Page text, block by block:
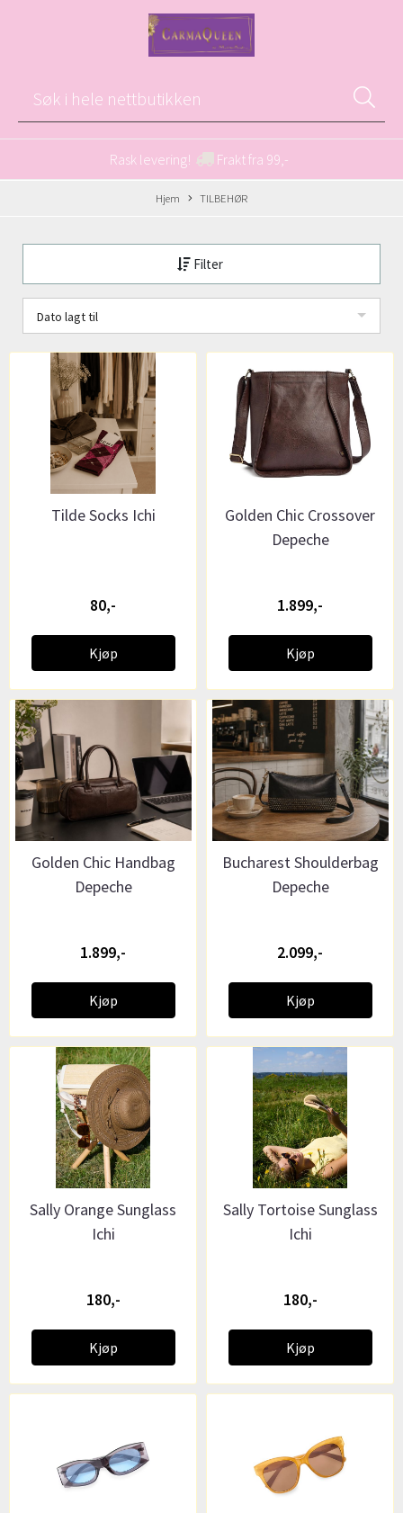
Rask levering! Frakt fra 99,-
Hjem TILBEHØR
Filter
Dato lagt til
Tilde Socks Ichi
80,-
Kjøp
Golden Chic Crossover
Depeche
1.899,-
Kjøp
Golden Chic Handbag
Depeche
1.899,-
Kjøp
Bucharest Shoulderbag
Depeche
2.099,-
Kjøp
Sally Orange Sunglass
Ichi
180,-
Kjøp
Sally Tortoise Sunglass
Ichi
180,-
Kjøp